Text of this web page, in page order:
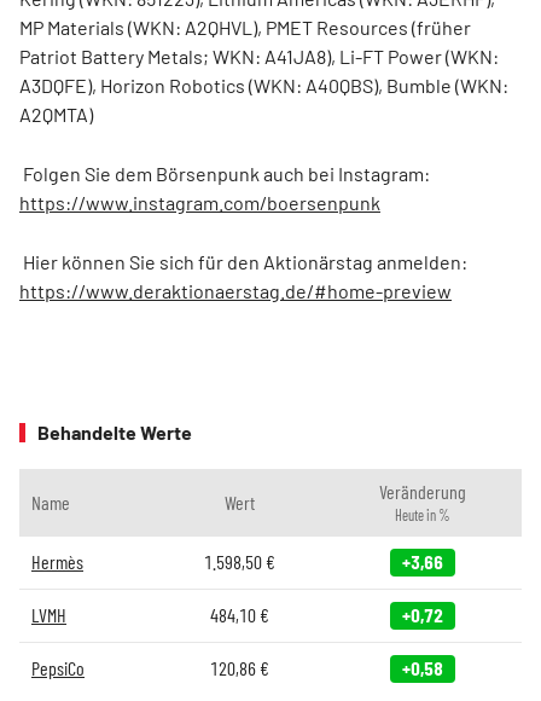
MP Materials (WKN: A2QHVL), PMET Resources (früher
Patriot Battery Metals; WKN: A41JA8), Li-FT Power (WKN:
A3DQFE), Horizon Robotics (WKN: A40QBS), Bumble (WKN:
A2QMTA)
Folgen Sie dem Börsenpunk auch bei Instagram:
https://www.instagram.com/boersenpunk
Hier können Sie sich für den Aktionärstag anmelden:
https://www.deraktionaerstag.de/#home-preview
Behandelte Werte
Name Wert Veränderung
Heute in %
Hermès 1.598,50 € +3,66
LVMH 484,10 € +0,72
PepsiCo 120,86 € +0,58